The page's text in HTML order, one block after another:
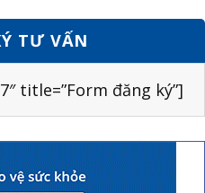
TƯ VẤN
title=”Form đăng ký”]